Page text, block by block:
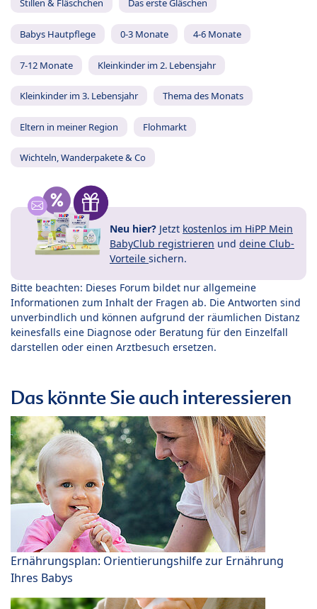
Stillen & Fläschchen Das erste Gläschen
Babys Hautpflege 0-3 Monate 4-6 Monate
7-12 Monate Kleinkinder im 2. Lebensjahr
Kleinkinder im 3. Lebensjahr Thema des Monats
Eltern in meiner Region Flohmarkt
Wichteln, Wanderpakete & Co
Neu hier? Jetzt kostenlos im HiPP Mein
BabyClub registrieren und deine Club-
Vorteile sichern.
Bitte beachten: Dieses Forum bildet nur allgemeine
Informationen zum Inhalt der Fragen ab. Die Antworten sind
unverbindlich und können aufgrund der räumlichen Distanz
keinesfalls eine Diagnose oder Beratung für den Einzelfall
darstellen oder einen Arztbesuch ersetzen.
Das könnte Sie auch interessieren
Ernährungsplan: Orientierungshilfe zur Ernährung
Ihres Babys